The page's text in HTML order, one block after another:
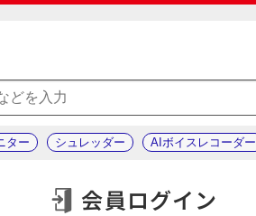
ター シュレッダー AIボイスレコーダー
会員ログイン